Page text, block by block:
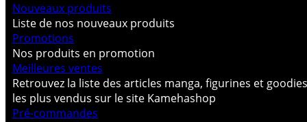
Nouveaux produits
Liste de nos nouveaux produits
Promotions
Nos produits en promotion
Meilleures ventes
Retrouvez la liste des articles manga, figurines et goodies
les plus vendus sur le site Kamehashop
Pré-commandes